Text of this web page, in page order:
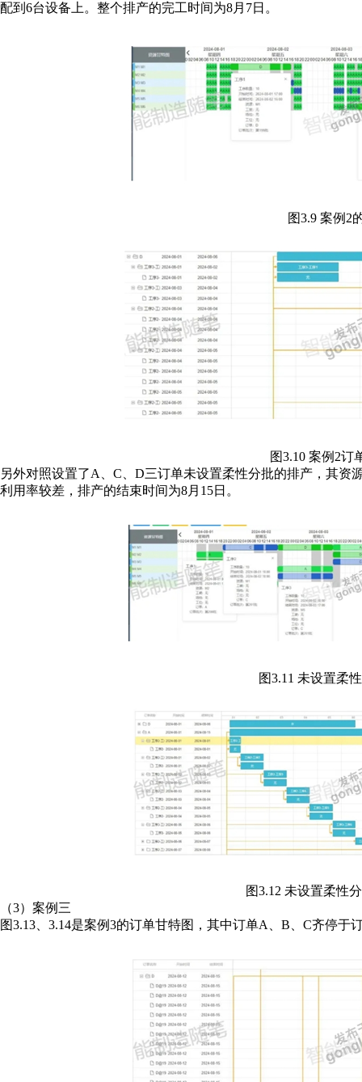
配到6台设备上。整个排产的完工时间为8月7日。
图3.9 案例2
图3.10 案例2订
另外对照设置了A、C、D三订单未设置柔性分批的排产，其资
利用率较差，排产的结束时间为8月15日。
图3.11 未设置柔
图3.12 未设置柔性
（3）案例三
图3.13、3.14是案例3的订单甘特图，其中订单A、B、C齐停于